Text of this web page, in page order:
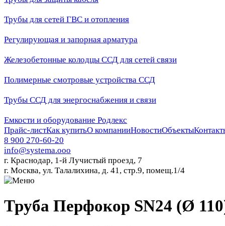
Трубы для сетей ГВС и отопления
Регулирующая и запорная арматура
Железобетонные колодцы ССД для сетей связи
Полимерные смотровые устройства ССД
Трубы ССД для энергоснабжения и связи
Емкости и оборудование Родлекс
Прайс-листКак купитьО компанииНовостиОбъекты
8 900 270-60-20
info@systema.ooo
г. Краснодар, 1-й Лучистый проезд, 7
г. Москва, ул. Талалихина, д. 41, стр.9, помещ.1/4
Труба Перфокор SN24 (Ø